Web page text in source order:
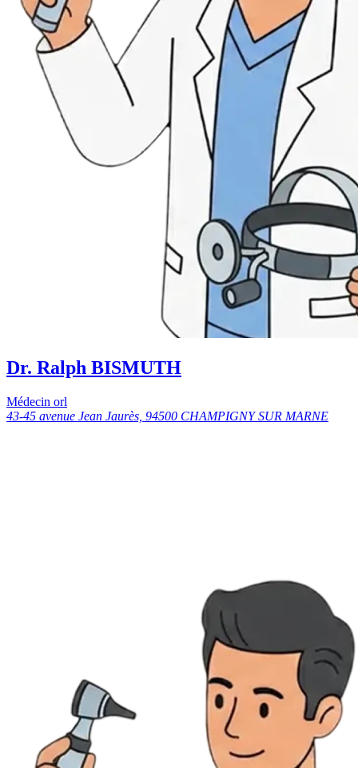
Dr. Ralph BISMUTH
Médecin orl
43-45 avenue Jean Jaurès, 94500 CHAMPIGNY SUR MARNE